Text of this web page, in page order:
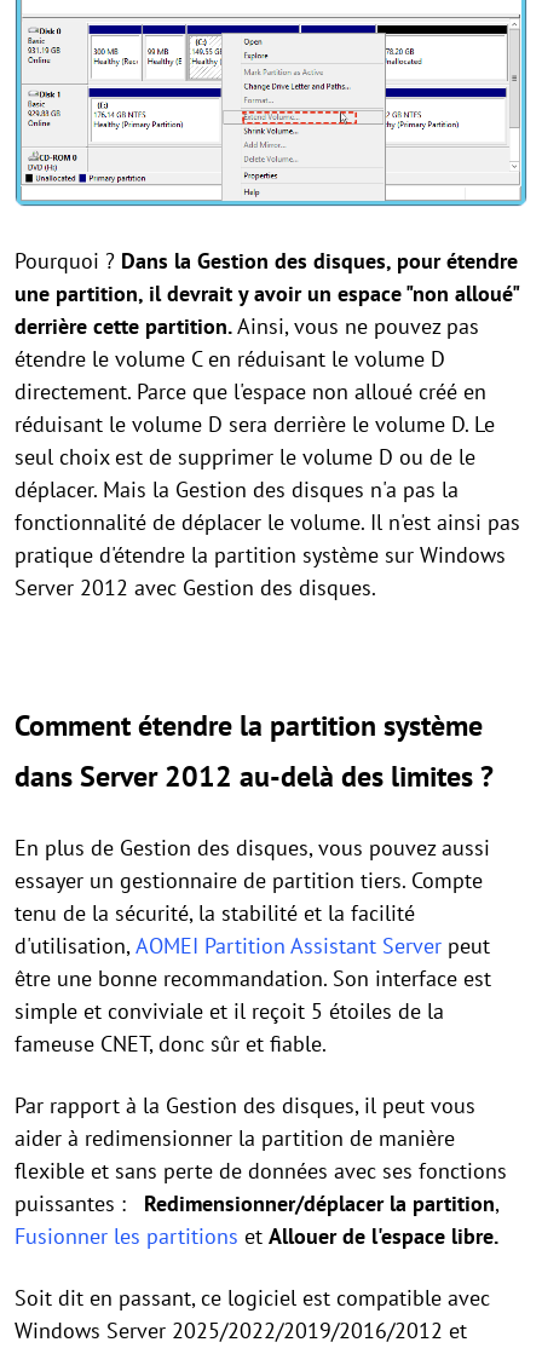
Pourquoi ? Dans la Gestion des disques, pour étendre
une partition, il devrait y avoir un espace "non alloué"
derrière cette partition.Ainsi, vous ne pouvez pas
étendre le volume C en réduisant le volume D
directement. Parce que l'espace non alloué créé en
réduisant le volume D sera derrière le volume D. Le
seul choix est de supprimer le volume D ou de le
déplacer. Mais la Gestion des disques n'a pas la
fonctionnalité de déplacer le volume. Il n'est ainsi pas
pratique d'étendre la partition système sur Windows
Server 2012 avec Gestion des disques.
Comment étendre la partition système
dans Server 2012 au-delà des limites ?
En plus de Gestion des disques, vous pouvez aussi
essayer un gestionnaire de partition tiers. Compte
tenu de la sécurité, la stabilité et la facilité
d'utilisation,AOMEI Partition Assistant Server peut
être une bonne recommandation. Son interface est
simple et conviviale et il reçoit 5 étoiles de la
fameuse CNET, donc sûr et fiable.
Par rapport à la Gestion des disques, il peut vous
aider à redimensionner la partition de manière
flexible et sans perte de données avec ses fonctions
puissantes : Redimensionner/déplacer la partition,
Fusionner les partitions et Allouer de l'espace libre.
Soit dit en passant, ce logiciel est compatible avec
Windows Server 2025/2022/2019/2016/2012 et